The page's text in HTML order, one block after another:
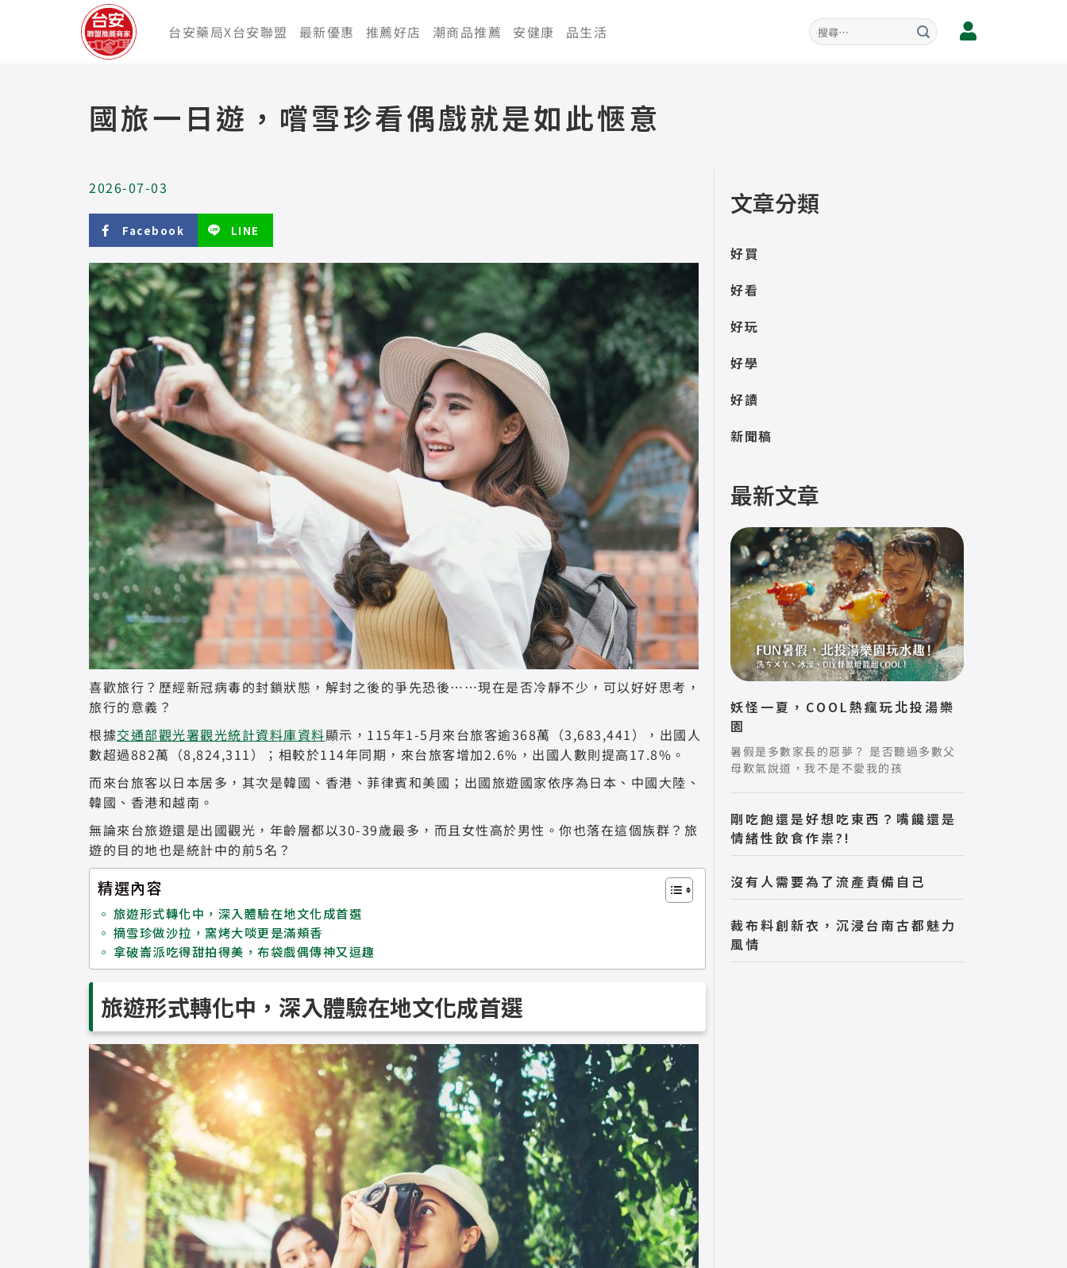
台安藥局X台安聯盟 最新優惠 推薦好店 潮商品推薦 安健康 品生活
國旅一日遊，嚐雪珍看偶戲就是如此愜意
2026-07-03
Facebook LINE
喜歡旅行？歷經新冠病毒的封鎖狀態，解封之後的爭先恐後……現在是否冷靜不少，可以好好思考，
旅行的意義？
根據交通部觀光署觀光統計資料庫資料顯示，115年1-5月來台旅客逾368萬（3,683,441），出國人
數超過882萬（8,824,311）；相較於114年同期，來台旅客增加2.6%，出國人數則提高17.8%。
而來台旅客以日本居多，其次是韓國、香港、菲律賓和美國；出國旅遊國家依序為日本、中國大陸、
韓國、香港和越南。
無論來台旅遊還是出國觀光，年齡層都以30-39歲最多，而且女性高於男性。你也落在這個族群？旅
遊的目的地也是統計中的前5名？
精選內容
旅遊形式轉化中，深入體驗在地文化成首選
摘雪珍做沙拉，窯烤大啖更是滿頰香
拿破崙派吃得甜拍得美，布袋戲偶傳神又逗趣
旅遊形式轉化中， 深入體驗在地文化成首選
文章分類
好買
好看
好玩
好學
好讀
新聞稿
最新文章
妖怪一夏，COOL熱瘋玩北投湯樂
園
暑假是多數家長的惡夢？ 是否聽過多數父
母歎氣說道，我不是不愛我的孩
剛吃飽還是好想吃東西？嘴饞還是
情緒性飲食作祟?!
沒有人需要為了流產責備自己
裁布料創新衣，沉浸台南古都魅力
風情